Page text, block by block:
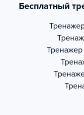
Бесплатный
Тренажер